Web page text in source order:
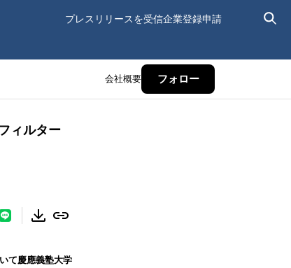
プレスリリースを受信企業登録申請
会社概要 フォロー
ィルター
て慶應義塾大学